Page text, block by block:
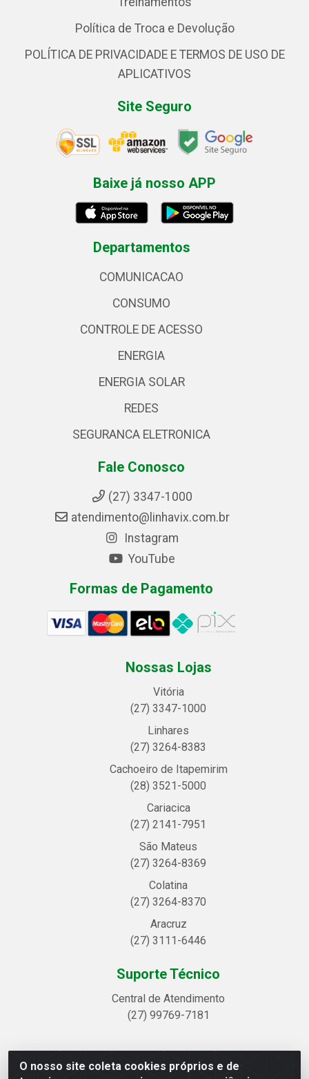
O nosso site coleta cookies próprios e de
Política de Troca e Devolução
POLÍTICA DE PRIVACIDADE E TERMOS DE USO DE
APLICATIVOS
Site Seguro
Baixe já nosso APP
Departamentos
COMUNICACAO
CONSUMO
CONTROLE DE ACESSO
ENERGIA
ENERGIA SOLAR
REDES
SEGURANCA ELETRONICA
Fale Conosco
(27) 3347-1000
atendimento@linhavix.com.br
Instagram
YouTube
Formas de Pagamento
Nossas Lojas
Vitória
(27) 3347-1000
Linhares
(27) 3264-8383
Cachoeiro de Itapemirim
(28) 3521-5000
Cariacica
(27) 2141-7951
São Mateus
(27) 3264-8369
Colatina
(27) 3264-8370
Aracruz
(27) 3111-6446
Suporte Técnico
Central de Atendimento
(27) 99769-7181
Linhavix Distribuidora LTDA - Avenida Alegre, 2521 -